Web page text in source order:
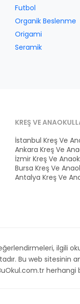
Futbol
Organik Beslenme
Origami
Seramik
KREŞ VE
İstanbul Kreş Ve
Ankara Kreş Ve
İzmir Kreş Ve
Bursa Kreş Ve
Antalya Kreş Ve
ilgili
Bu web